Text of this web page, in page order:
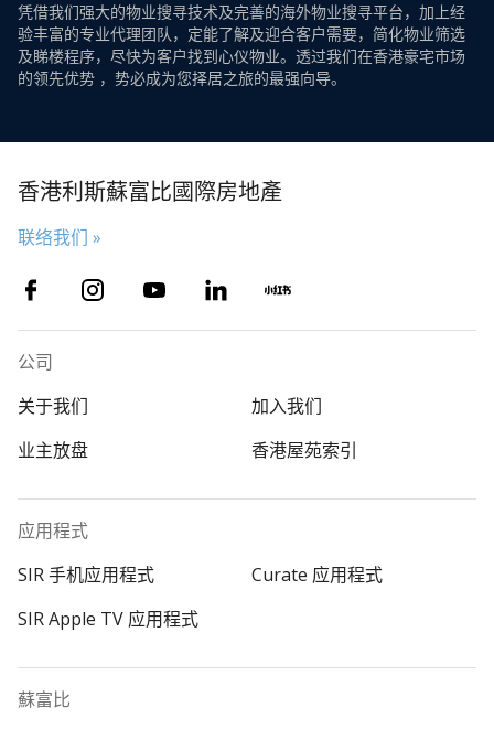
凭借我们强大的物业搜寻技术及完善的海外物业搜寻平台，加上经
验丰富的专业代理团队，定能了解及迎合客户需要，简化物业筛选
及睇楼程序，尽快为客户找到心仪物业。透过我们在香港豪宅市场
的领先优势 ，势必成为您择居之旅的最强向导。
香港利斯蘇富比國際房地產
联络我们 »
公司
关于我们
加入我们
业主放盘
香港屋苑索引
应用程式
SIR 手机应用程式
Curate 应用程式
SIR Apple TV 应用程式
蘇富比